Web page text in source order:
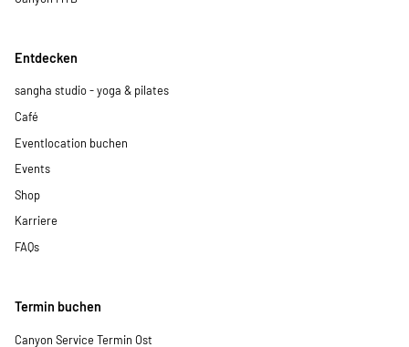
Entdecken
sangha studio - yoga & pilates
Café
Eventlocation buchen
Events
Shop
Karriere
FAQs
Termin buchen
Canyon Service Termin Ost